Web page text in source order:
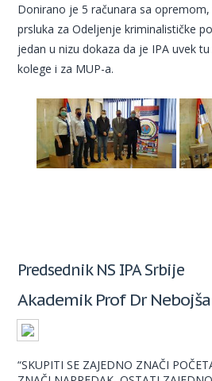
Donirano je 5 računara sa
prsluka za Odeljenje kriminalističke
jedan u nizu dokaza da je IPA uvek
kolege i za MUP-a.
Predsednik NS IPA Srbije
Akademik Prof Dr
“SKUPITI SE ZAJEDNO ZNAČI